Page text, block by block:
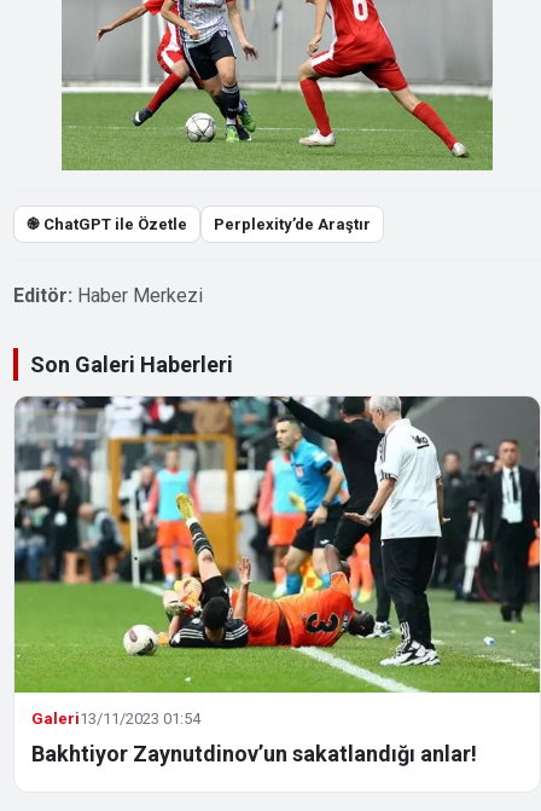
֎ ChatGPT ile Özetle Perplexity’de Araştır
Editör: Haber Merkezi
Son Galeri Haberleri
Galeri13/11/2023 01:54
Bakhtiyor Zaynutdinov’un sakatlandığı anlar!